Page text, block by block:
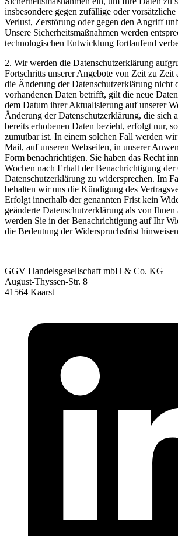
insbesondere gegen zufällige oder
Verlust, Zerstörung oder gegen den Angriff
Unsere Sicherheitsmaßnahmen werden
technologischen Entwicklung fortlaufend
2. Wir werden die Datenschutzerklärung
Fortschritts unserer Angebote von Zeit zu Zeit
die Änderung der Datenschutzerklärung nicht
vorhandenen Daten betrifft, gilt die neue
dem Datum ihrer Aktualisierung auf unserer
Änderung der Datenschutzerklärung, die sich
bereits erhobenen Daten bezieht, erfolgt nur,
zumutbar ist. In einem solchen Fall werden
Mail, auf unseren Webseiten, in unserer
Form benachrichtigen. Sie haben das Recht
Wochen nach Erhalt der Benachrichtigung der
Datenschutzerklärung zu widersprechen. Im
behalten wir uns die Kündigung des
Erfolgt innerhalb der genannten Frist kein
geänderte Datenschutzerklärung als von
werden Sie in der Benachrichtigung auf Ihr
die Bedeutung der Widerspruchsfrist
GGV Handelsgesellschaft mbH & Co. KG
August-Thyssen-Str. 8
41564 Kaarst